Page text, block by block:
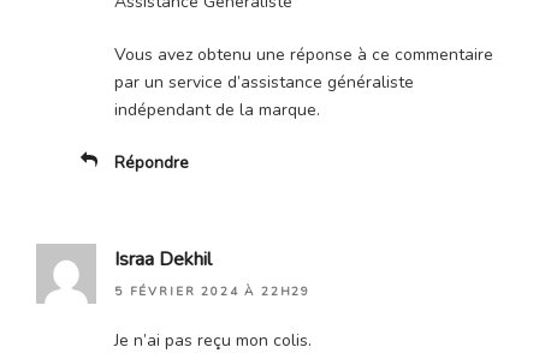
Vous avez obtenu une réponse à ce commentaire
par un service d’assistance généraliste
indépendant de la marque.
Répondre
Israa Dekhil
5 FÉVRIER 2024 À 22H29
Je n’ai pas reçu mon colis.